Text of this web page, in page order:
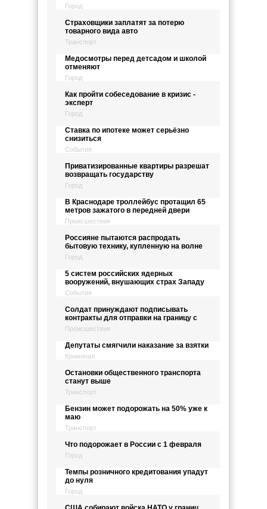
Город
Страховщики заплатят за потерю
товарного вида авто
Транспорт
Медосмотры перед детсадом и школой
отменяют
Город
Как пройти собеседование в кризис -
эксперт
Город
Ставка по ипотеке может серьёзно
снизиться
События
Приватизированные квартиры разрешат
возвращать государству
Город
В Краснодаре троллейбус протащил 65
метров зажатого в передней двери
Происшествия
Россияне пытаются распродать
бытовую технику, купленную на волне
Город
5 систем российских ядерных
вооружений, внушающих страх Западу
События
Солдат принуждают подписывать
контракты для отправки на границу с
Происшествия
Депутаты смягчили наказание за взятки
Криминал
Остановки общественного транспорта
станут выше
Транспорт
Бензин может подорожать на 50% уже к
маю
Транспорт
Что подорожает в России с 1 февраля
Город
Темпы розничного кредитования упадут
до нуля
Город